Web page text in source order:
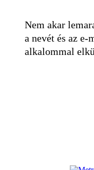
Nem akar
a nevét és az
alkalommal